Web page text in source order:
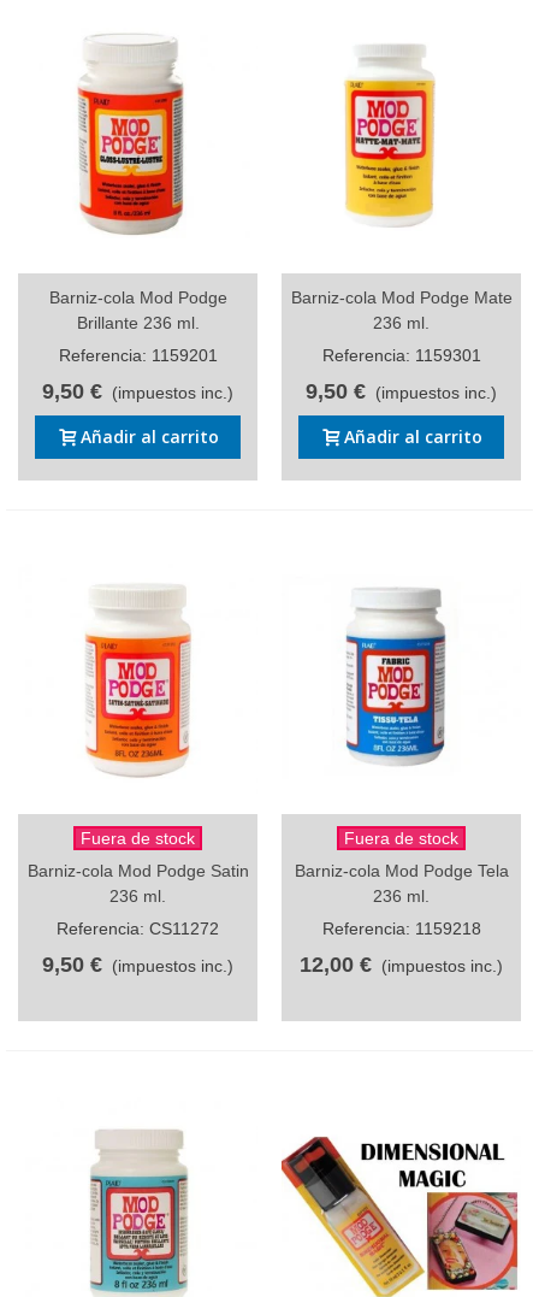
Barniz-cola Mod Podge
Brillante 236 ml.
Referencia: 1159201
9,50 € (impuestos inc.)
Añadir al carrito
Barniz-cola Mod Podge Mate
236 ml.
Referencia: 1159301
9,50 € (impuestos inc.)
Añadir al carrito
Fuera de stock
Barniz-cola Mod Podge Satin
236 ml.
Referencia: CS11272
9,50 € (impuestos inc.)
Fuera de stock
Barniz-cola Mod Podge Tela
236 ml.
Referencia: 1159218
12,00 € (impuestos inc.)